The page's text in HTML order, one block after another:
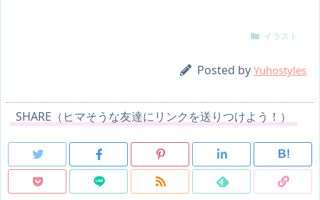
イラスト
Posted by Yuhostyles
SHARE（ヒマそうな友達にリンクを送りつけよう！）
B!